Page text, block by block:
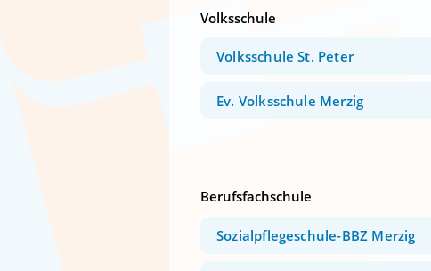
Volksschule
Volksschule St. Peter
Ev. Volksschule Merzig
Berufsfachschule
Sozialpflegeschule-BBZ Merzig